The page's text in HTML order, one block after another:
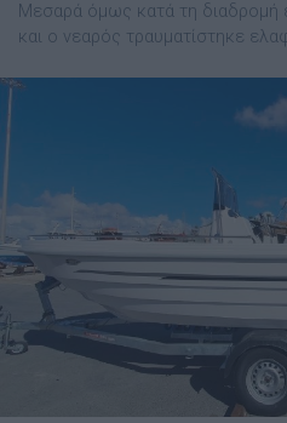
Μεσαρά όμως κατά τη διαδρομή
και ο νεαρός τραυματίστηκε